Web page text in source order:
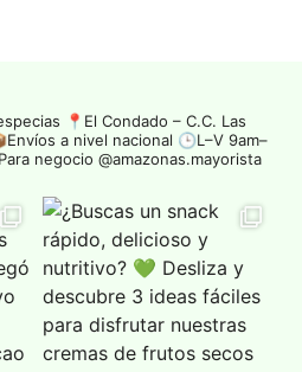
📍El Condado – C.C. Las
a nivel nacional 🕒L–V 9am–
Para negocio @amazonas.mayorista